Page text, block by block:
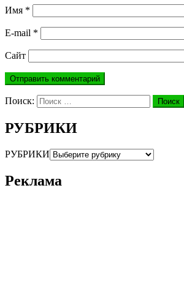
Имя *
E-mail *
Сайт
Поиск: Поиск
РУБРИКИ
РУБРИКИ
Реклама